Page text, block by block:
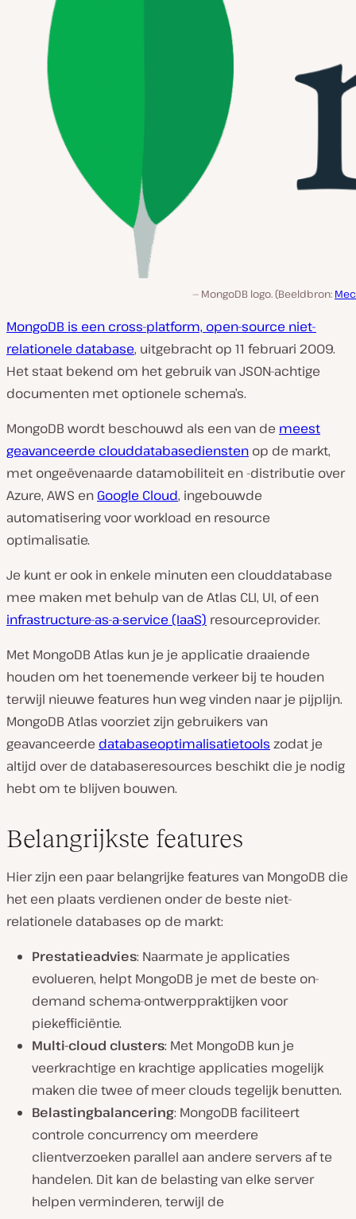
MongoDB logo. (Beeldbron:
MongoDB is een cross-platform, open-source niet-
relationele database, uitgebracht op 11 februari 2009.
Het staat bekend om het gebruik van JSON-achtige
documenten met optionele schema’s.
MongoDB wordt beschouwd als een van de meest
geavanceerde clouddatabasediensten op de markt,
met ongeëvenaarde datamobiliteit en -distributie over
Azure, AWS en Google Cloud, ingebouwde
automatisering voor workload en resource
optimalisatie.
Je kunt er ook in enkele minuten een clouddatabase
mee maken met behulp van de Atlas CLI, UI, of een
infrastructure-as-a-service (IaaS) resourceprovider.
Met MongoDB Atlas kun je je applicatie draaiende
houden om het toenemende verkeer bij te houden
terwijl nieuwe features hun weg vinden naar je pijplijn.
MongoDB Atlas voorziet zijn gebruikers van
geavanceerde databaseoptimalisatietools zodat je
altijd over de databaseresources beschikt die je nodig
hebt om te blijven bouwen.
Belangrijkste features
Hier zijn een paar belangrijke features van MongoDB die
het een plaats verdienen onder de beste niet-
relationele databases op de markt:
Prestatieadvies: Naarmate je applicaties
evolueren, helpt MongoDB je met de beste on-
demand schema-ontwerppraktijken voor
piekefficiëntie.
Multi-cloud clusters: Met MongoDB kun je
veerkrachtige en krachtige applicaties mogelijk
maken die twee of meer clouds tegelijk benutten.
Belastingbalancering: MongoDB faciliteert
controle concurrency om meerdere
clientverzoeken parallel aan andere servers af te
handelen. Dit kan de belasting van elke server
helpen verminderen, terwijl de